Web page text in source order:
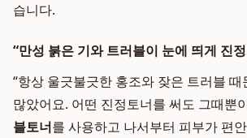
습니다.
“만성 붉은 기와 트러블이 눈에 띄게 진
“항상 울긋불긋한 홍조와 잦은 트러블
많았어요. 어떤 진정토너를 써도 그때뿐
블토너를 사용하고 나서부터 피부가 편